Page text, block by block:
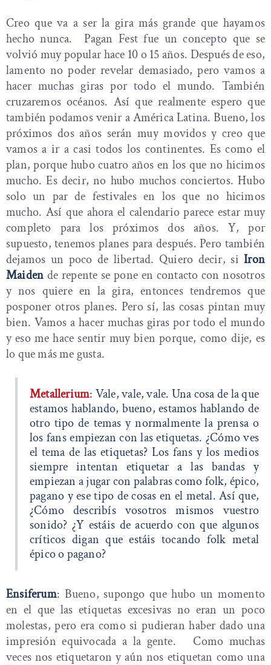
Creo que va a ser la gira más grande que hayamos
hecho nunca. Pagan Fest fue un concepto que se
volvió muy popular hace 10 o 15 años. Después de eso,
lamento no poder revelar demasiado, pero vamos a
hacer muchas giras por todo el mundo. También
cruzaremos océanos. Así que realmente espero que
también podamos venir a América Latina. Bueno, los
próximos dos años serán muy movidos y creo que
vamos a ir a casi todos los continentes. Es como el
plan, porque hubo cuatro años en los que no hicimos
mucho. Es decir, no hubo muchos conciertos. Hubo
solo un par de festivales en los que no hicimos
mucho. Así que ahora el calendario parece estar muy
completo para los próximos dos años. Y, por
supuesto, tenemos planes para después. Pero también
dejamos un poco de libertad. Quiero decir, siIron
Maiden de repente se pone en contacto con nosotros
y nos quiere en la gira, entonces tendremos que
posponer otros planes. Pero sí, las cosas pintan muy
bien. Vamos a hacer muchas giras por todo el mundo
y eso me hace sentir muy bien porque, como dije, es
lo que más me gusta.
Metallerium: Vale, vale, vale. Una cosa de la que
estamos hablando, bueno, estamos hablando de
otro tipo de temas y normalmente la prensa o
los fans empiezan con las etiquetas. ¿Cómo ves
el tema de las etiquetas? Los fans y los medios
siempre intentan etiquetar a las bandas y
empiezan a jugar con palabras como folk, épico,
pagano y ese tipo de cosas en el metal. Así que,
¿Cómo describís vosotros mismos vuestro
sonido? ¿Y estáis de acuerdo con que algunos
críticos digan que estáis tocando folk metal
épico o pagano?
Ensiferum: Bueno, supongo que hubo un momento
en el que las etiquetas excesivas no eran un poco
molestas, pero era como si pudieran haber dado una
impresión equivocada a la gente. Como muchas
veces nos etiquetaron y aún nos etiquetan como una